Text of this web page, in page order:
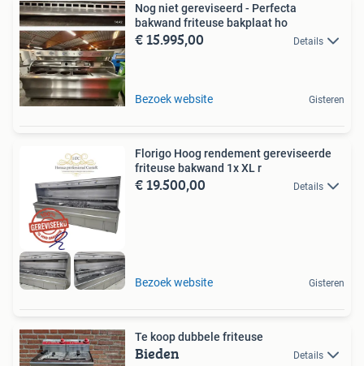
Nog niet gereviseerd - Perfecta
bakwand friteuse bakplaat ho
€ 15.995,00 Details
Bezoek website Gisteren
Florigo Hoog rendement gereviseerde
friteuse bakwand 1x XL r
€ 19.500,00 Details
Bezoek website Gisteren
Te koop dubbele friteuse
Bieden Details